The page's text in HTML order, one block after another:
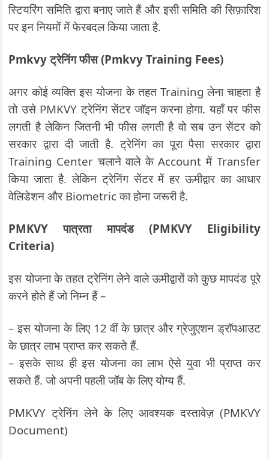
स्टियरिंग समिति द्वारा बनाए जाते हैं और इसी समिति की सिफ़ारिश
पर इन नियमों में फेरबदल किया जाता है.
Pmkvy ट्रेनिंग फीस (Pmkvy Training Fees)
अगर कोई व्यक्ति इस योजना के तहत Training लेना चाहता है
तो उसे PMKVY ट्रेनिंग सेंटर जॉइन करना होगा. यहाँ पर फीस
लगती है लेकिन जितनी भी फीस लगती है वो सब उन सेंटर को
सरकार द्वारा दी जाती है. ट्रेनिंग का पूरा पैसा सरकार द्वारा
Training Center चलाने वाले के Account में Transfer
किया जाता है. लेकिन ट्रेनिंग सेंटर में हर ऊमीद्वार का आधार
वेलिडेशन और Biometric का होना जरूरी है.
PMKVY पात्रता मापदंड (PMKVY Eligibility
Criteria)
इस योजना के तहत ट्रेनिंग लेने वाले ऊमीद्वारों को कुछ मापदंड पूरे
करने होते हैं जो निम्न हैं –
– इस योजना के लिए 12 वीं के छात्र और ग्रेजुएशन ड्रॉपआउट
के छात्र लाभ प्राप्त कर सकते हैं.
– इसके साथ ही इस योजना का लाभ ऐसे युवा भी प्राप्त कर
सकते हैं. जो अपनी पहली जॉब के लिए योग्य हैं.
PMKVY ट्रेनिंग लेने के लिए आवश्यक दस्तावेज़ (PMKVY
Document)